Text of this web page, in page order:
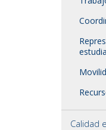
Calidad